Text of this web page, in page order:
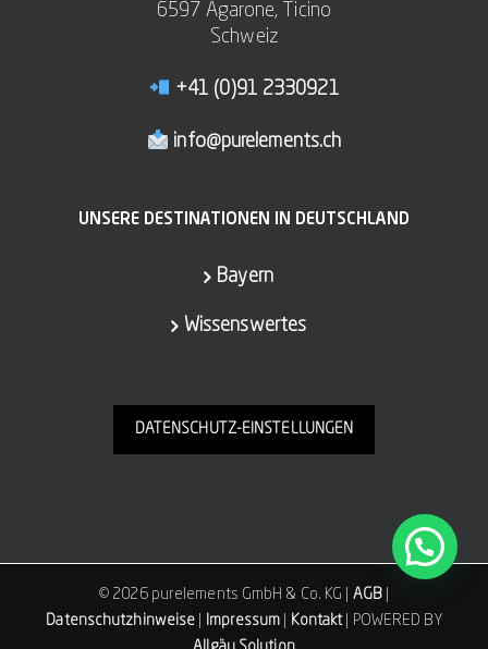
6597 Agarone, Ticino
Schweiz
+41 (0)91 2330921
info@purelements.ch
UNSERE DESTINATIONEN IN DEUTSCHLAND
Bayern
Wissenswertes
DATENSCHUTZ-EINSTELLUNGEN
© 2026 purelements GmbH & Co. KG | AGB|
Datenschutzhinweise
Impressum Kontakt| POWERED BY